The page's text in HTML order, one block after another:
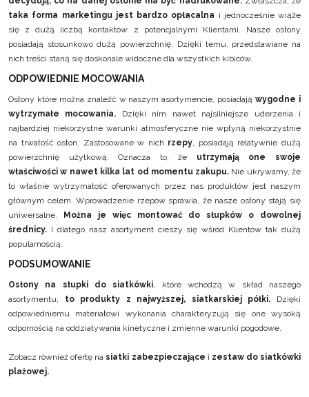
taka forma marketingu jest bardzo opłacalna i jednocześnie wiąże
się z dużą liczbą kontaktów z potencjalnymi Klientami. Nasze osłony
posiadają stosunkowo dużą powierzchnię. Dzięki temu, przedstawiane na
nich treści staną się doskonale widoczne dla wszystkich kibiców.
ODPOWIEDNIE MOCOWANIA
Osłony które można znaleźć w naszym asortymencie, posiadająwygodne i
wytrzymałe mocowania. Dzięki nim nawet najsilniejsze uderzenia i
najbardziej niekorzystne warunki atmosferyczne nie wpłyną niekorzystnie
na trwałość osłon. Zastosowane w nich rzepy, posiadają relatywnie dużą
powierzchnię użytkową. Oznacza to, że utrzymają one swoje
właściwości w nawet kilka lat od momentu zakupu. Nie ukrywamy, że
to właśnie wytrzymałość oferowanych przez nas produktów jest naszym
głównym celem. Wprowadzenie rzepów sprawia, że nasze osłony stają się
uniwersalne.
Można je więc montować do słupków o dowolnej
średnicy. I dlatego nasz asortyment cieszy się wśród Klientów tak dużą
popularnością.
PODSUMOWANIE
Osłony na słupki do siatkówki, które wchodzą w skład naszego
asortymentu,
to produkty z najwyższej, siatkarskiej półki. Dzięki
odpowiedniemu materiałowi wykonania charakteryzują się one wysoką
odpornością na oddziaływania kinetyczne i zmienne warunki pogodowe.
Zobacz również ofertę nasiatki zabezpieczające i zestaw do siatkówki
plażowej.